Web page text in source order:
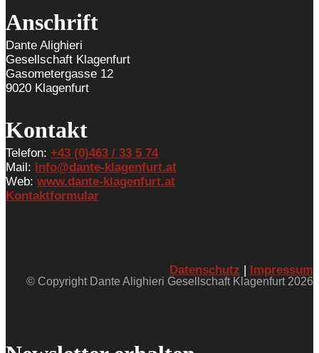
Anschrift
Dante Alighieri
Gesellschaft Klagenfurt
Gasometergasse 12
9020 Klagenfurt
Kontakt
Telefon: +43 (0)463 / 33 5 74
Mail: info@dante-klagenfurt.at
Web: www.dante-klagenfurt.at
Kontaktformular
Datenschutz Impressum
© Copyright Dante Alighieri Gesellschaft Klagenfurt 2026